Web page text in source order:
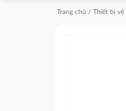
Trang chủ / Thiết bị vệ